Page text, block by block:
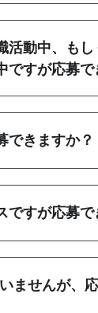
活動中、も
ですが応募で
できますか？
ですが応募で
ませんが、